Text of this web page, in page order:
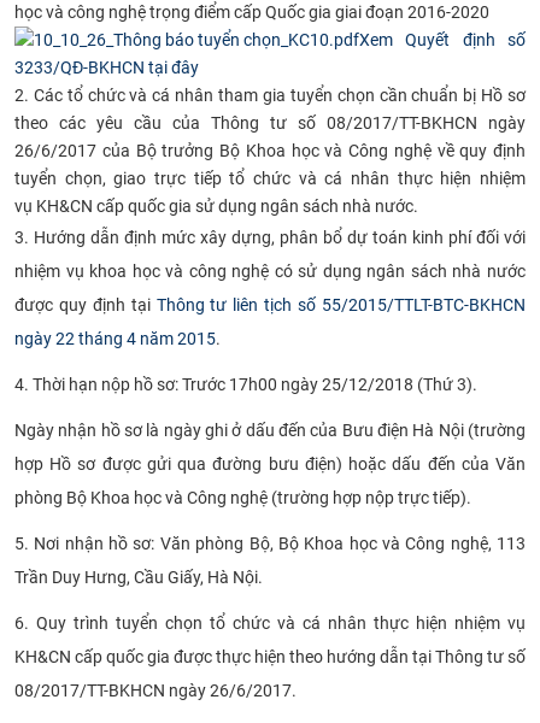
HTQT
CỰU NGƯỜI HỌC
học và công nghệ trọng điểm cấp Quốc gia giai đoạn 2016-2020
Xem Quyết định số
3233/QĐ-BKHCN tại đây
2. Các tổ chức và cá nhân tham gia tuyển chọn cần chuẩn bị Hồ sơ
theo các yêu cầu của Thông tư số 08/2017/TT-BKHCN ngày
26/6/2017 của Bộ trưởng Bộ Khoa học và Công nghệ về quy định
tuyển chọn, giao trực tiếp tổ chức và cá nhân thực hiện nhiệm
vụ KH&CN cấp quốc gia sử dụng ngân sách nhà nước.
3. Hướng dẫn định mức xây dựng, phân bổ dự toán kinh phí đối với
nhiệm vụ khoa học và công nghệ có sử dụng ngân sách nhà nước
được quy định tại Thông tư liên tịch số 55/2015/TTLT-BTC-BKHCN
ngày 22 tháng 4 năm 2015.
4. Thời hạn nộp hồ sơ: Trước 17h00 ngày 25/12/2018 (Thứ 3).
Ngày nhận hồ sơ là ngày ghi ở dấu đến của Bưu điện Hà Nội (trường
hợp Hồ sơ được gửi qua đường bưu điện) hoặc dấu đến của Văn
phòng Bộ Khoa học và Công nghệ (trường hợp nộp trực tiếp).
5. Nơi nhận hồ sơ: Văn phòng Bộ, Bộ Khoa học và Công nghệ, 113
Trần Duy Hưng, Cầu Giấy, Hà Nội.
6. Quy trình tuyển chọn tổ chức và cá nhân thực hiện nhiệm vụ
KH&CN cấp quốc gia được thực hiện theo hướng dẫn tại Thông tư số
08/2017/TT-BKHCN ngày 26/6/2017.